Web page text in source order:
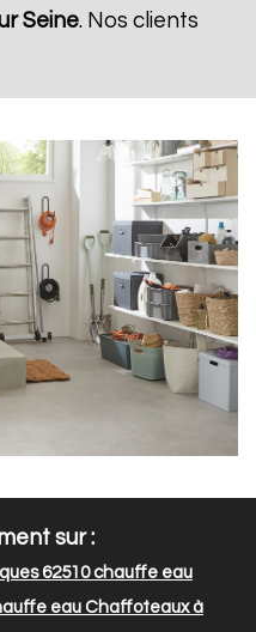
Seine. Nos clients
sur :
62510chauffe eau
eau Chaffoteaux à